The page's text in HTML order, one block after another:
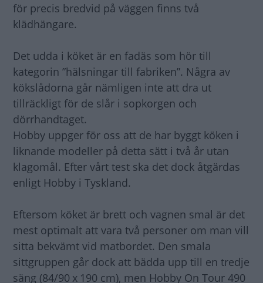
för precis bredvid på väggen finns två
klädhängare.
Det udda i köket är en fadäs som hör till
kategorin ”hälsningar till fabriken”. Några av
kökslådorna går nämligen inte att dra ut
tillräckligt för de slår i sopkorgen och
dörrhandtaget.
Hobby uppger för oss att de har byggt köken i
liknande modeller på detta sätt i två år utan
klagomål. Efter vårt test ska det dock åtgärdas
enligt Hobby i Tyskland.
Eftersom köket är brett och vagnen smal är det
mest optimalt att vara två personer om man vill
sitta bekvämt vid matbordet. Den smala
sittgruppen går dock att bädda upp till en tredje
säng (84/90 x 190 cm), men Hobby On Tour 490